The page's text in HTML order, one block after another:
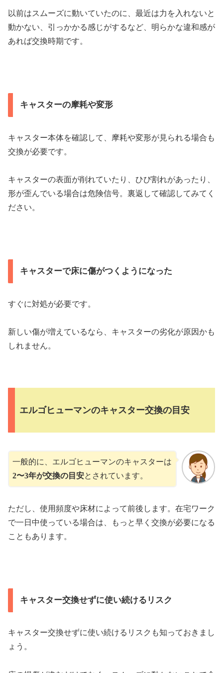
以前はスムーズに動いていたのに、最近は力を入れないと
動かない、引っかかる感じがするなど、明らかな違和感が
あれば交換時期です。
キャスターの摩耗や変形
キャスター本体を確認して、摩耗や変形が見られる場合も
交換が必要です。
キャスターの表面が削れていたり、ひび割れがあったり、
形が歪んでいる場合は危険信号。裏返して確認してみてく
ださい。
キャスターで床に傷がつくようになった
すぐに対処が必要です。
新しい傷が増えているなら、キャスターの劣化が原因かも
しれません。
エルゴヒューマンのキャスター交換の目安
一般的に、エルゴヒューマンのキャスターは
2〜3年が交換の目安とされています。
ただし、使用頻度や床材によって前後します。在宅ワーク
で一日中使っている場合は、もっと早く交換が必要になる
こともあります。
キャスター交換せずに使い続けるリスク
キャスター交換せずに使い続けるリスクも知っておきまし
ょう。